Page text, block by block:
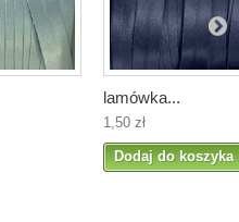
lamówka...
1,50 zł
Dodaj do koszyka